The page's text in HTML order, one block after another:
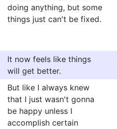
doing anything, but some
things just can't be fixed.
It now feels like things
will get better.
But like I always knew
that I just wasn't gonna
be happy unless I
accomplish certain